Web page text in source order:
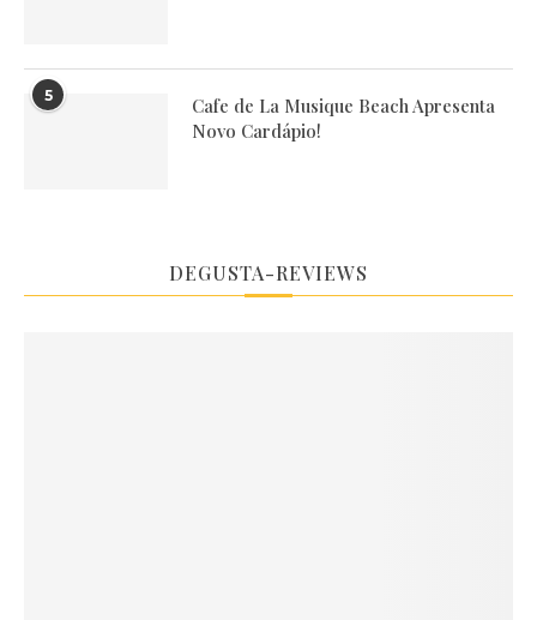
5
Cafe de La Musique Beach Apresenta
Novo Cardápio!
DEGUSTA-REVIEWS